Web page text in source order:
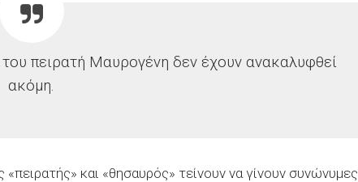
πειρατή Μαυρογένη δεν έχουν ανακαλυφθεί
ακόμη.
και «θησαυρός» τείνουν να γίνουν